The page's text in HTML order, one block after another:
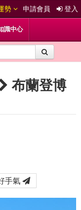
勢 申請會員 登入
識中心
布蘭登博
手氣